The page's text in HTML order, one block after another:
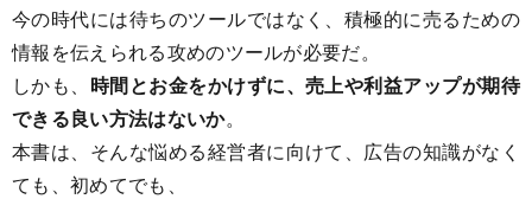
今の時代には待ちのツールではなく、積極的に売るための
情報を伝えられる攻めのツールが必要だ。
しかも、 時間とお金をかけずに、売上や利益アップが期待
できる良い方法はないか。
本書は、そんな悩める経営者に向けて、広告の知識がなく
ても、初めてでも、